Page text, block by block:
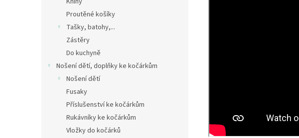
Proutěné košíky
Tašky, batohy,...
Zástěry
Do kuchyně
Nošení dětí, doplňky ke kočárkům
Nošení dětí
Fusaky
Příslušenství ke kočárkům
Rukávníky ke kočárkům
Vložky do kočárků